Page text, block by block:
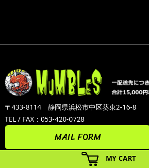
MY CART
〒433-8114 静岡県浜松市中区葵東2-16-8
TEL / FAX：053-420-0728
MAIL FORM